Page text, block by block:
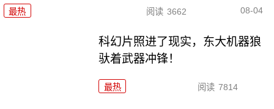
最热 阅读 3662 08-04
科幻片照进了现实，东大机器狼
驮着武器冲锋！
最热 阅读 7814